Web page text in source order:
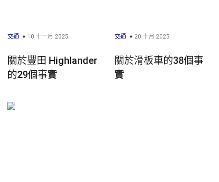
交通 10 十一月 2025
關於豐田 Highlander
的29個事實
交通 20 十月 2025
關於滑板車的38個事
實